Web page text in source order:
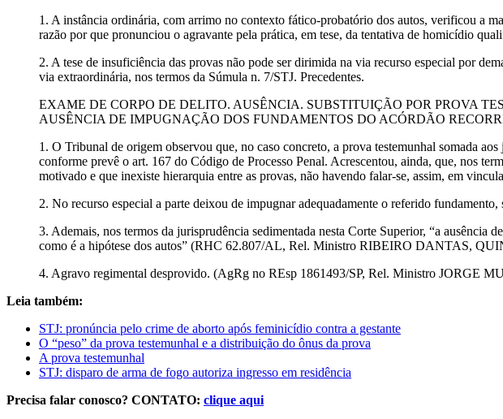
1. A instância ordinária, com arrimo no contexto fático-probatório dos autos, verificou a
razão por que pronunciou o agravante pela prática, em tese, da tentativa de homicídio
2. A tese de insuficiência das provas não pode ser dirimida na via recurso especial por
via extraordinária, nos termos da Súmula n. 7/STJ. Precedentes.
EXAME DE CORPO DE DELITO. AUSÊNCIA. SUBSTITUIÇÃO POR PROVA
AUSÊNCIA DE IMPUGNAÇÃO DOS FUNDAMENTOS DO ACÓRDÃO
1. O Tribunal de origem observou que, no caso concreto, a prova testemunhal somada
conforme prevê o art. 167 do Código de Processo Penal. Acrescentou, ainda, que, nos
motivado e que inexiste hierarquia entre as provas, não havendo falar-se, assim, em
2. No recurso especial a parte deixou de impugnar adequadamente o referido
3. Ademais, nos termos da jurisprudência sedimentada nesta Corte Superior, “a
como é a hipótese dos autos” (RHC 62.807/AL, Rel. Ministro RIBEIRO DANTAS,
4. Agravo regimental desprovido. (AgRg no REsp 1861493/SP, Rel. Ministro JORGE
Leia também:
STJ: pronúncia pelo crime de aborto após feminicídio contra a gestante
O “peso” da prova testemunhal e a distribuição do ônus da prova
A prova testemunhal
STJ: disparo de arma de fogo autoriza ingresso em residência
Precisa falar conosco? CONTATO: clique aqui